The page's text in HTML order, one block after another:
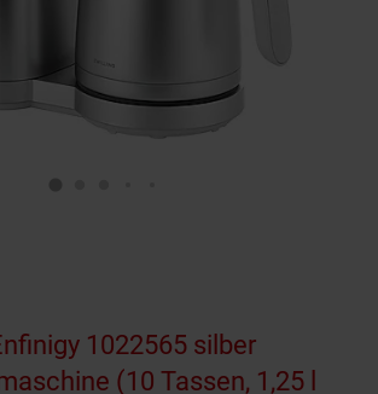
1022565 silber
(10 Tassen, 1,25 l